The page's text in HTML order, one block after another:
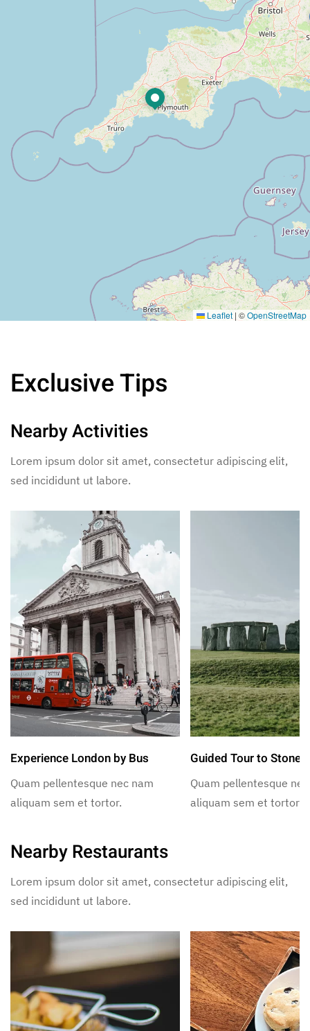
Leaflet | ©OpenStreetMap
Exclusive Tips
Nearby Activities
Lorem ipsum dolor sit amet, consectetur adipiscing elit,
sed incididunt ut labore.
Experience London by Bus
Quam pellentesque nec nam
aliquam sem et tortor.
Guided Tour to
Quam pellentesque
aliquam sem et tortor.
Nearby Restaurants
Lorem ipsum dolor sit amet, consectetur adipiscing elit,
sed incididunt ut labore.